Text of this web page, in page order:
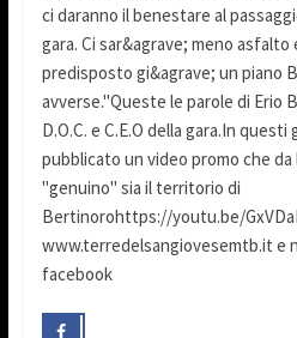
ci daranno il benestare al
gara. Ci sar&agrave; meno
predisposto gi&agrave; un piano
avverse."Queste le parole di Erio
D.O.C. e C.E.O della gara.In
pubblicato un video promo che da
"genuino" sia il territorio di
Bertinorohttps://youtu.be/
www.terredelsangiovesemtb.it e
facebook